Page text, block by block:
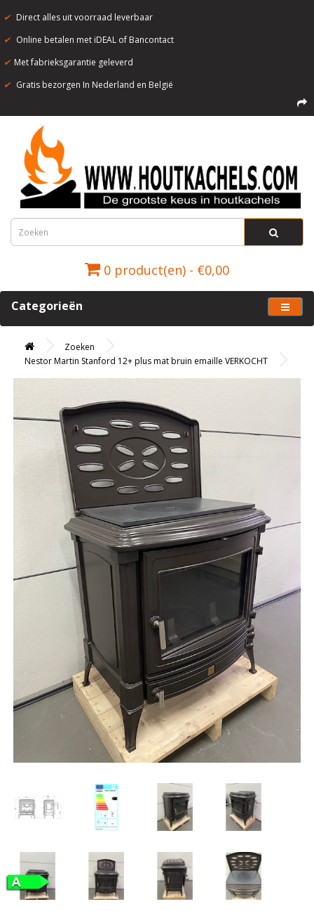
✔ Direct alles uit voorraad leverbaar
✔ Online betalen met iDEAL of Bancontact
✔ Met fabrieksgarantie geleverd
✔ Gratis bezorgen In Nederland en België
0 product(en) - €0,00
Categorieën
Zoeken
Nestor Martin Stanford 12+ plus mat bruin emaille VERKOCHT